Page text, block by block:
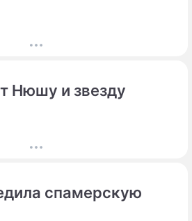
Нюшу и звезду
спамерскую